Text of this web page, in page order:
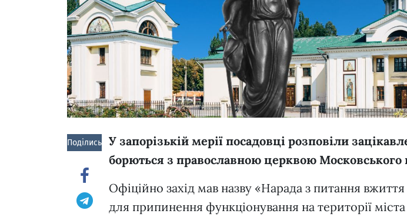
Поділись!
У запорізькій мерії посадовці розповіли
борються з православною церквою Московського
Офіційно захід мав назву «Нарада з питання
для припинення функціонування на території міста